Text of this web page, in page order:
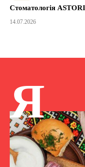
Стоматологія
14.07.2026
Я